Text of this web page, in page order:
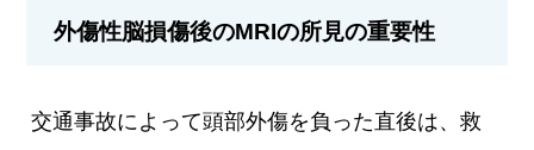
外傷性脳損傷後のMRIの所見の重要性
交通事故によって頭部外傷を負った直後は、救